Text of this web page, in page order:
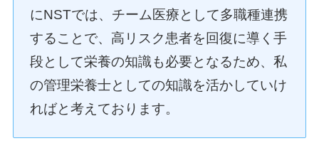
にNSTでは、チーム医療として多職種連携
することで、高リスク患者を回復に導く手
段として栄養の知識も必要となるため、私
の管理栄養士としての知識を活かしていけ
ればと考えております。